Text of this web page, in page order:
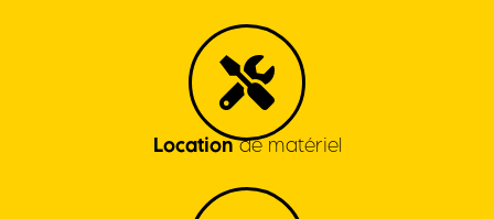
Locationde matériel